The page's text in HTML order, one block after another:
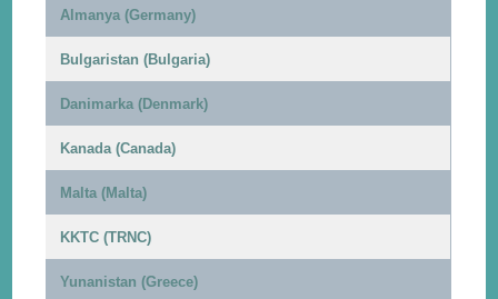
Almanya (Germany)
Bulgaristan (Bulgaria)
Danimarka (Denmark)
Kanada (Canada)
Malta (Malta)
KKTC (TRNC)
Yunanistan (Greece)